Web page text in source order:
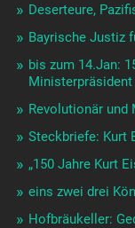
Deserteure,
Bayrische Justiz
bis zum 14.Jan:
Ministerpräsident
Revolutionär und
Steckbriefe: Kurt
„150 Jahre Kurt
eins zwei drei
Hofbräukeller: